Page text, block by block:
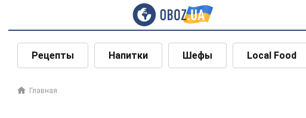
Рецепты Напитки Шефы Local Food
Главная